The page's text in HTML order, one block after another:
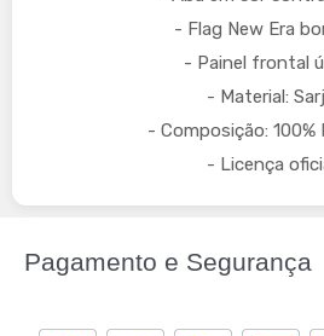
- Flag New Era
- Painel frontal
- Material:
- Composição: 100%
- Licença
Pagamento e Segurança